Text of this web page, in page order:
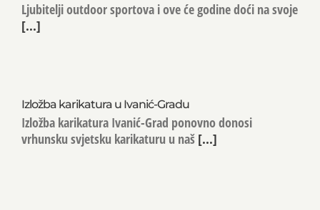
Ljubitelji outdoor sportova i ove će godine doći na svoje
[...]
Izložba karikatura u Ivanić-Gradu
Izložba karikatura Ivanić-Grad ponovno donosi
vrhunsku svjetsku karikaturu u naš [...]